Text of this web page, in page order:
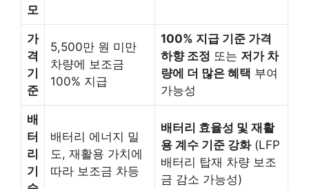
모
가
격
기
준
5,500만 원 미만
차량에 보조금
100% 지급
100% 지급 기준 가격
하향 조정 또는 저가 차
량에 더 많은 혜택 부여
가능성
배
터
리
기
배터리 에너지 밀
도, 재활용 가치에
따라 보조금 차등
배터리 효율성 및 재활
용 계수 기준 강화(LFP
배터리 탑재 차량 보조
금 감소 가능성)